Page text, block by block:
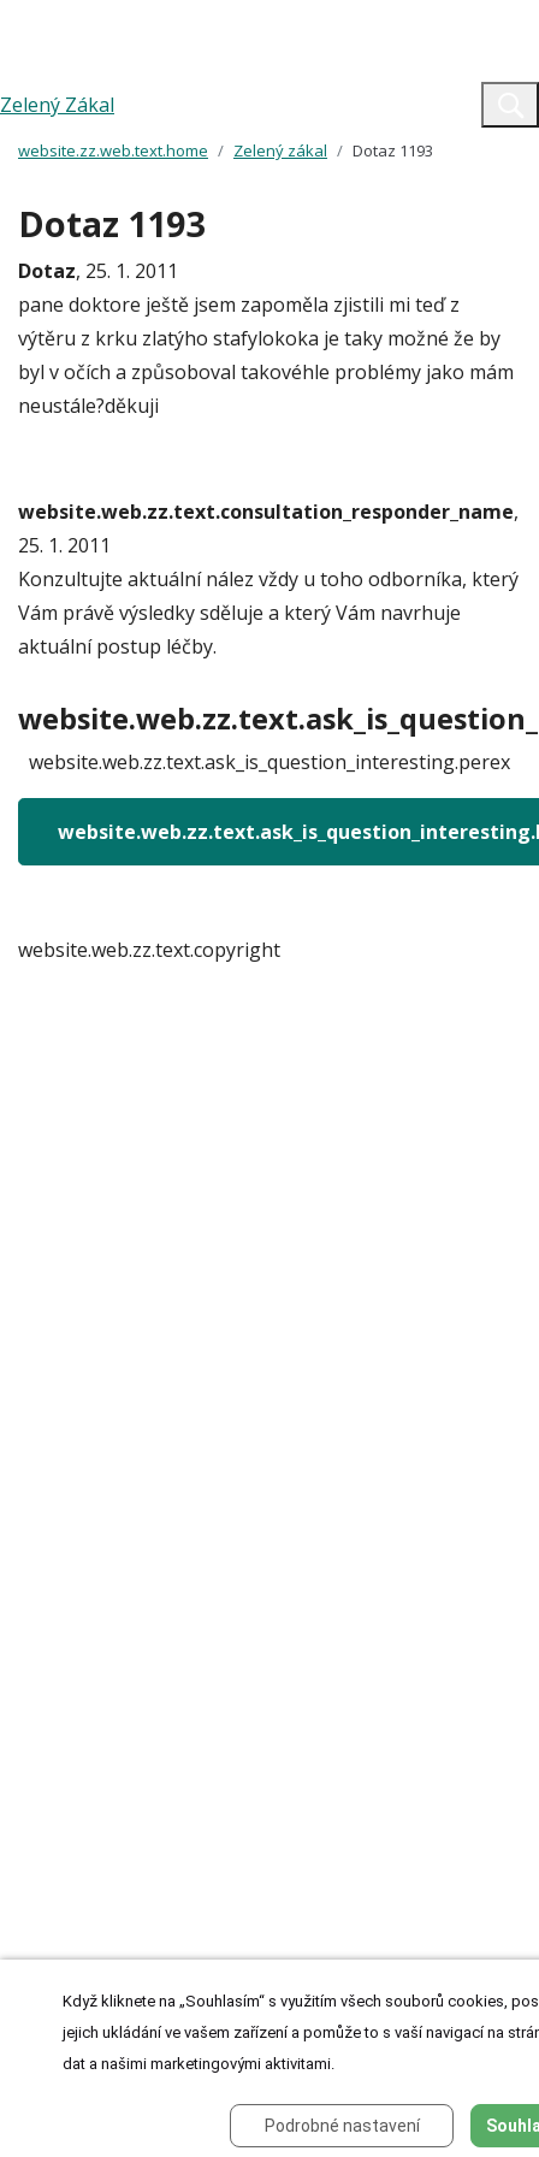
Zelený Zákal
website.zz.web.text.home Zelený zákal Dotaz 1193
Dotaz 1193
Dotaz, 25. 1. 2011
pane doktore ještě jsem zapoměla zjistili mi teď z
výtěru z krku zlatýho stafylokoka je taky možné že by
byl v očích a způsoboval takovéhle problémy jako mám
neustále?děkuji
website.web.zz.text.consultation_responder_name,
25. 1. 2011
Konzultujte aktuální nález vždy u toho odborníka, který
Vám právě výsledky sděluje a který Vám navrhuje
aktuální postup léčby.
website.web.zz.text.ask_is_question_interesting.perex
website.web.zz.text.copyright
Když kliknete na „Souhlasím“ s využitím všech souborů cookies,
jejich ukládání ve vašem zařízení a pomůže to s vaší navigací na
dat a našimi marketingovými aktivitami.
Podrobné nastavení